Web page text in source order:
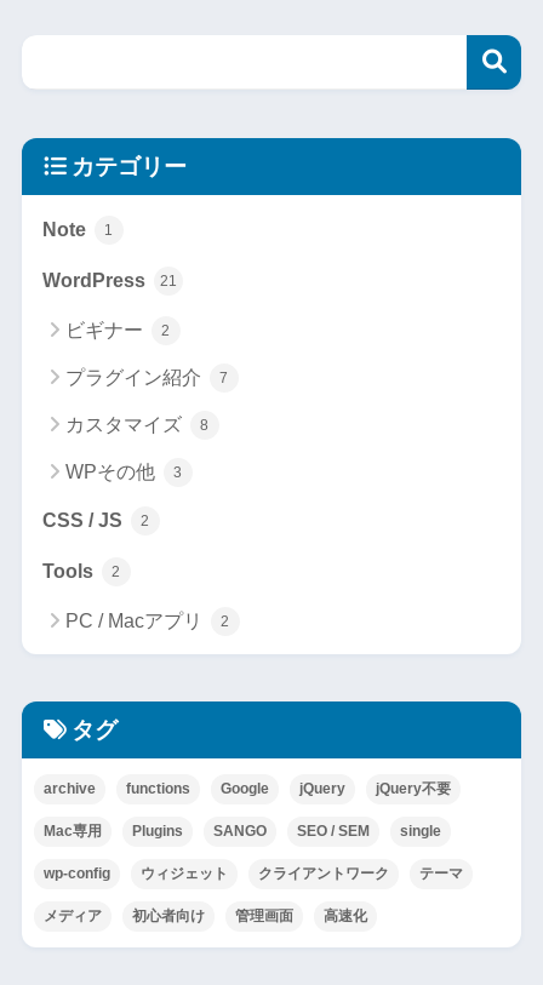
カテゴリー
Note 1
WordPress 21
ビギナー 2
プラグイン紹介 7
カスタマイズ 8
WPその他 3
CSS / JS 2
Tools 2
PC / Macアプリ 2
タグ
archive functions Google jQuery jQuery不要
Mac専用 Plugins SANGO SEO / SEM single
wp-config ウィジェット クライアントワーク テーマ
メディア 初心者向け 管理画面 高速化